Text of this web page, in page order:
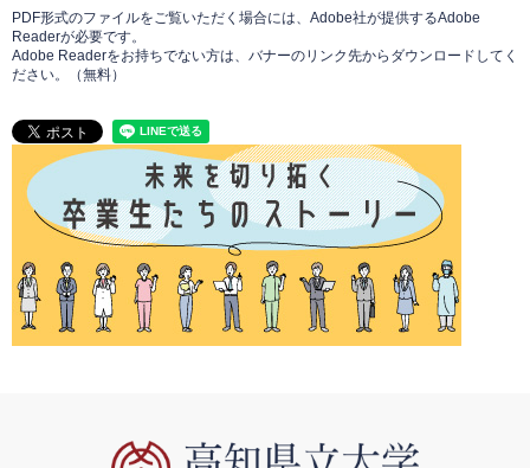
PDF形式のファイルをご覧いただく場合には、Adobe社が提供するAdobe
Readerが必要です。
Adobe Readerをお持ちでない方は、バナーのリンク先からダウンロードしてく
ださい。（無料）